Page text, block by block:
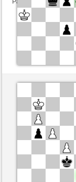
Partij telt mee voor de
Wit
Newtt
Speelduur: 14
Partij telt mee voor de